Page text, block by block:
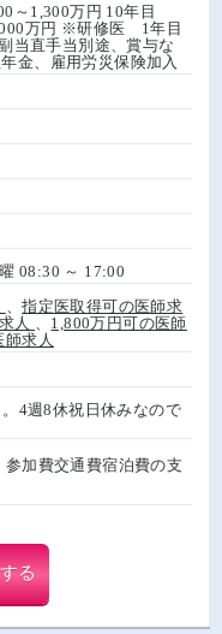
～1,300万円 10年目
万円 ※研修医 1年目
当直手当別途、賞与な
金、雇用労災保険加入
08:30 ～ 17:00
、指定医取得可の医師求
人
1,800万円可の医師
求人
4週8休祝日休みなので
加費交通費宿泊費の支
る